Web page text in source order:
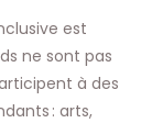
est
ne sont pas
à des
: arts,